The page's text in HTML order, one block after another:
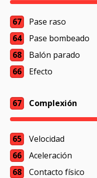
67
Pase raso
64
Pase bombeado
68
Balón parado
66
Efecto
67 Complexión
65
Velocidad
66
Aceleración
68
Contacto físico